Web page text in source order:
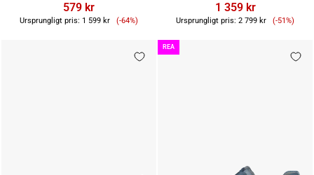
579 kr
Ursprungligt pris: 1 599 kr Reapris
(-64%)
1 359 kr
Ursprungligt pris: 2 799 kr Reapris
(-51%)
REA